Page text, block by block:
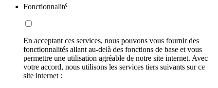
Fonctionnalité
En acceptant ces services, nous pouvons vous fournir des
fonctionnalités allant au-delà des fonctions de base et vous
permettre une utilisation agréable de notre site internet. Avec
votre accord, nous utilisons les services tiers suivants sur ce
site internet :